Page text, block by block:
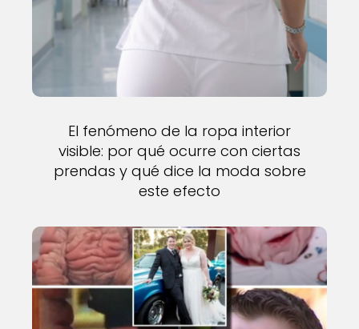
El fenómeno de la ropa interior
visible: por qué ocurre con ciertas
prendas y qué dice la moda sobre
este efecto